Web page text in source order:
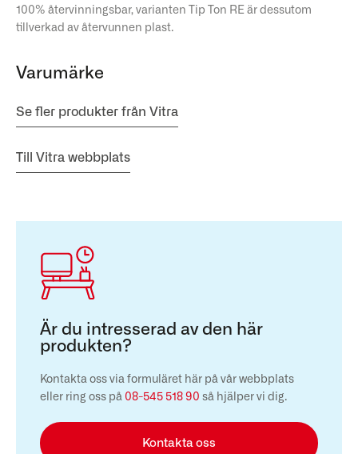
100% återvinningsbar, varianten Tip Ton RE är dessutom
tillverkad av återvunnen plast.
Varumärke
Se fler produkter från Vitra
Till Vitra webbplats
Är du intresserad av den här
produkten?
Kontakta oss via formuläret här på vår webbplats
eller ring oss på 08-545 518 90 så hjälper vi dig.
Kontakta oss